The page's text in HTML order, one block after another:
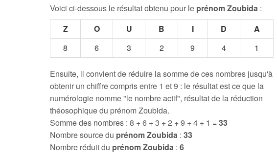
Voici ci-dessous le résultat obtenu pour le prénom Zoubida :
Z
O U B I D
A
8
6 3 2 9 4 1
Ensuite, il convient de réduire la somme de ces nombres jusqu'à
obtenir un chiffre compris entre 1 et 9 : le résultat est ce que la
numérologie nomme "le nombre actif", résultat de la réduction
théosophique du prénom Zoubida.
Somme des nombres : 8 + 6 + 3 + 2 + 9 + 4 + 1 =33
Nombre source du prénom Zoubida : 33
Nombre réduit du prénom Zoubida : 6